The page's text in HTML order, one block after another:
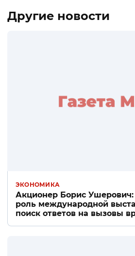
Другие новости
ЭКОНОМИКА
Акционер Борис
роль международной
поиск ответов на вызовы